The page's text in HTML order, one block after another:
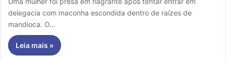
delegacia com maconha escondida dentro de raízes de
mandioca. O…
Leia mais »